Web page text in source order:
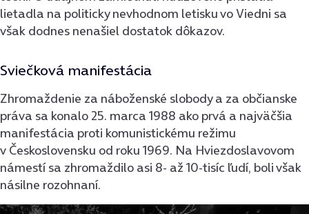
lietadla na politicky nevhodnom letisku vo Viedni sa
však dodnes nenašiel dostatok dôkazov.
Sviečková manifestácia
Zhromaždenie za náboženské slobody a za občianske
práva sa konalo 25. marca 1988 ako prvá a najväčšia
manifestácia proti komunistickému režimu
v Československu od roku 1969. Na Hviezdoslavovom
námestí sa zhromaždilo asi 8- až 10-tisíc ľudí, boli však
násilne rozohnaní.